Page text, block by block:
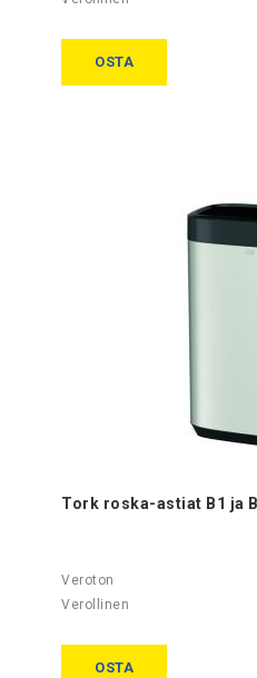
OSTA
Tork roska-astiat B1 ja
OSTA